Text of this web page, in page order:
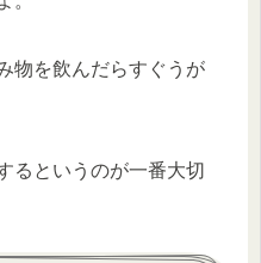
物を飲んだらすぐうが
るというのが一番大切